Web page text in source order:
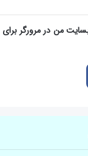
من در مرورگر